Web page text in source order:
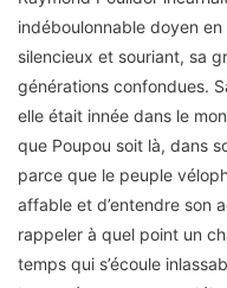
indéboulonnable doyen
silencieux et souriant, sa
générations confondues.
elle était innée dans le
que Poupou soit là, dans
parce que le peuple
affable et d’entendre son
rappeler à quel point un
temps qui s’écoule